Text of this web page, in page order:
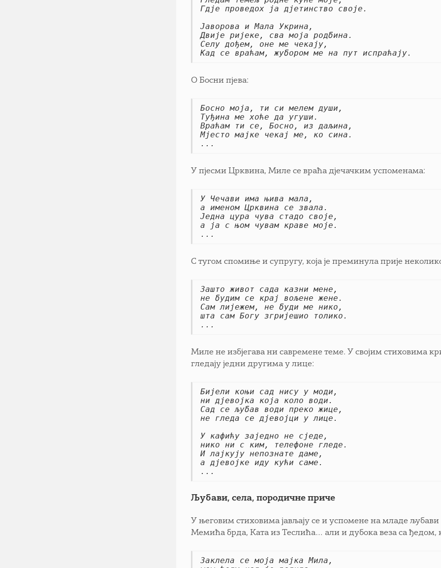
Гдје проведох ја дјетинство своје.
Јаворова и Мала Укрина,
Двије ријеке, сва моја родбина.
Селу дођем, оне ме чекају,
Кад се враћам, жубором ме на пут испраћају.
О Босни пјева:
Босно моја, ти си мелем души,
Туђина ме хоће да угуши.
Враћам ти се, Босно, из даљина,
Мјесто мајке чекај ме, ко сина.
...
У пјесми Црквина, Миле се враћа дјечачким успоменама:
У Чечави има њива мала,
а именом Црквина се звала.
Једна цура чува стадо своје,
а ја с њом чувам краве моје.
...
С тугом спомиње и супругу, која је преминула прије
Зашто живот сада казни мене,
не будим се крај вољене жене.
Сам лијежем, не буди ме нико,
шта сам Богу згријешио толико.
...
Миле не избјегава ни савремене теме. У својим стиховима
гледају једни другима у лице:
Бијели коњи сад нису у моди,
ни дјевојка која коло води.
Сад се љубав води преко жице,
не гледа се дјевојци у лице.
У кафићу заједно не сједе,
нико ни с ким, телефоне гледе.
И лајкују непознате даме,
а дјевојке иду кући саме.
...
Љубави, села, породичне приче
У његовим стиховима јављају се и успомене на младе
Мемића брда, Ката из Теслића… али и дубока веза са ђедом,
Заклела се моја мајка Мила ,